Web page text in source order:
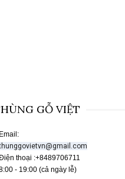
GỖ VIỆT
Email:
thoại :+8489706711
- 19:00 (cả ngày lễ)